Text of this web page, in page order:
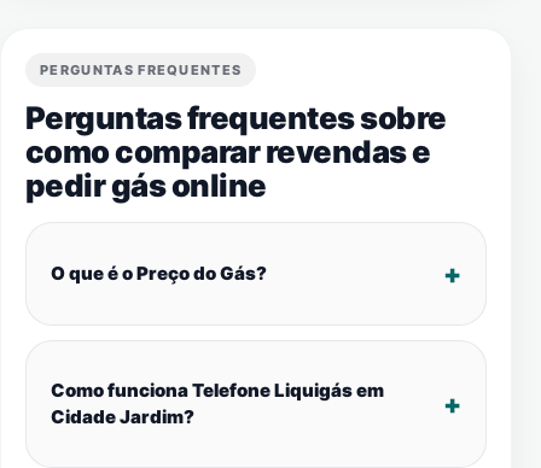
PERGUNTAS FREQUENTES
Perguntas frequentes sobre
como comparar revendas e
pedir gás online
O que é o Preço do Gás?
Como funciona Telefone Liquigás em
Cidade Jardim?